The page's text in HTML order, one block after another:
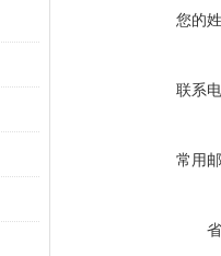
您的
联系
常用